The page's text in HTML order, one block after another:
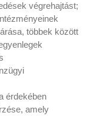
végrehajtást;
többek között
érdekében
amely